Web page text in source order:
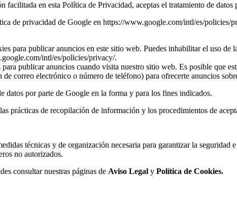
facilitada en esta Política de Privacidad, aceptas el tratamiento de
de privacidad de Google en https://www.google.com/intl/es/policies/
para publicar anuncios en este sitio web. Puedes inhabilitar el uso
intl/es/policies/privacy/.
publicar anuncios cuando visita nuestro sitio web. Es posible que
correo electrónico o número de teléfono) para ofrecerte anuncios
datos por parte de Google en la forma y para los fines indicados.
prácticas de recopilación de información y los procedimientos de
técnicas y de organización necesaria para garantizar la seguridad
no autorizados.
consultar nuestras páginas de Aviso Legal y Política de Cookies.